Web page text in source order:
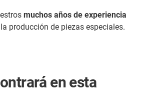
muchos años de experiencia
producción de piezas especiales.
en esta